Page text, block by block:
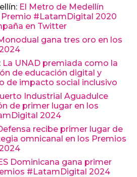
El Metro de Medellín
Premio #LatamDigital 2020
en Twitter
gana tres oro en los
La UNAD premiada como la
de educación digital y
de impacto social inclusivo
Industrial Aguadulce
de primer lugar en los
2024
recibe primer lugar de
omnicanal en los Premios
Dominicana gana primer
#LatamDigital 2024